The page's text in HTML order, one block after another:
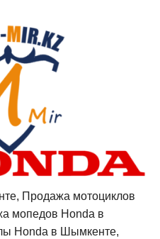
Продажа мотоциклов
мопедов Honda в
Honda в Шымкенте,